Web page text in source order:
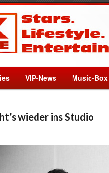
VIP-News Music-Box
wieder ins Studio